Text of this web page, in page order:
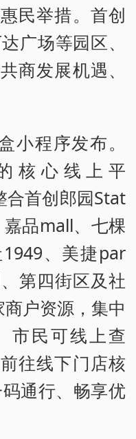
民举措。首创
广场等园区、
商发展机遇、
小程序发布。
核心线上平
合首创郎园Stat
品mall、七棵
、美捷par
第四街区及社
户资源，集中
市民可线上查
往线下门店核
通行、畅享优